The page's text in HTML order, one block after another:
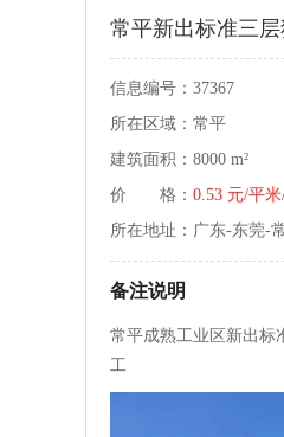
常平新出标准三
信息编号：37367
所在区域：常平
建筑面积：8000 m²
价 格： 0.53 元/平
所在地址：广东-东莞-
备注说明
常平成熟工业区新出标
工